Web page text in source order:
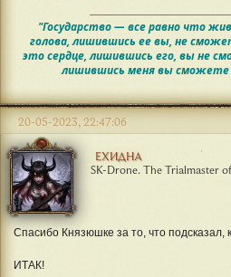
"Государство — все равно что
голова, лишившись ее вы, не
это сердце, лишившись его, вы не
лишившись меня вы
ЕХИДНА
SK-Drone. The Trialmaster
20-05-2023, 22:47:06
Спасибо Князюшке за то, что подсказал,
ИТАК!